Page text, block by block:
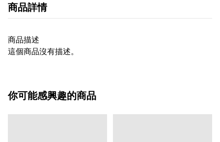
商品詳情
商品描述
這個商品沒有描述。
你可能感興趣的商品